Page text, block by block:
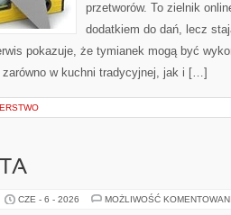
przetworów. To zielnik
dodatkiem do dań, lecz
pokazuje, że tymianek mogą być
zarówno w kuchni tradycyjnej, jak i […]
CZE - 6 - 2026 MOŻLIWOŚĆ